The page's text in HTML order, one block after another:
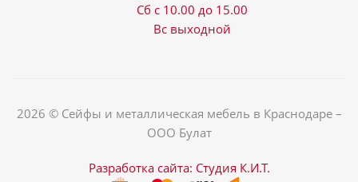
Сб с 10.00 до 15.00
Вс выходной
2026 © Сейфы и металлическая мебель в Краснодаре –
ООО Булат
Разработка сайта: Студия К.И.Т.